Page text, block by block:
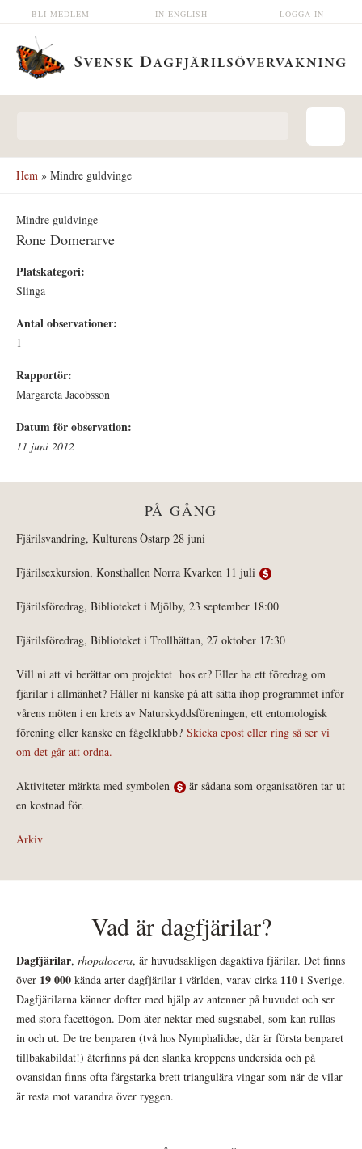
Hoppa till huvudinnehåll LOGGA IN
IN ENGLISH
BLI MEDLEM
Hem » Mindre guldvinge
Mindre guldvinge
Rone Domerarve
Platskategori:
Slinga
Antal observationer:
1
Rapportör:
Margareta Jacobsson
Datum för observation:
11 juni 2012
PÅ GÅNG
Fjärilsvandring, Kulturens Östarp 28 juni
Fjärilsexkursion, Konsthallen Norra Kvarken 11 juli
Fjärilsföredrag, Biblioteket i Mjölby, 23 september 18:00
Fjärilsföredrag, Biblioteket i Trollhättan, 27 oktober 17:30
Vill ni att vi berättar om projektet hos er? Eller ha ett föredrag om
fjärilar i allmänhet? Håller ni kanske på att sätta ihop programmet inför
vårens möten i en krets av Naturskyddsföreningen, ett entomologisk
förening eller kanske en fågelklubb? Skicka epost eller ring så ser vi
om det går att ordna.
Aktiviteter märkta med symbolen
är sådana som organisatören tar ut
en kostnad för.
Arkiv
Vad är dagfjärilar?
Dagfjärilar, rhopalocera, är huvudsakligen dagaktiva fjärilar. Det finns
över 19 000 kända arter dagfjärilar i världen, varav cirka 110 i Sverige.
Dagfjärilarna känner dofter med hjälp av antenner på huvudet och ser
med stora facettögon. Dom äter nektar med sugsnabel, som kan rullas
in och ut. De tre benparen (två hos Nymphalidae, där är första benparet
tillbakabildat!) återfinns på den slanka kroppens undersida och på
ovansidan finns ofta färgstarka brett triangulära vingar som när de vilar
är resta mot varandra över ryggen.